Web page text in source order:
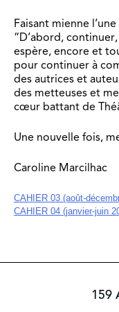
Faisant mienne
“D’abord,
espère, encore et
pour continuer à
des autrices et
des metteuses et
cœur battant de
Une nouvelle fois,
Caroline Marcilhac
CAHIER 03 (août-
CAHIER 04 (janvier-juin
159